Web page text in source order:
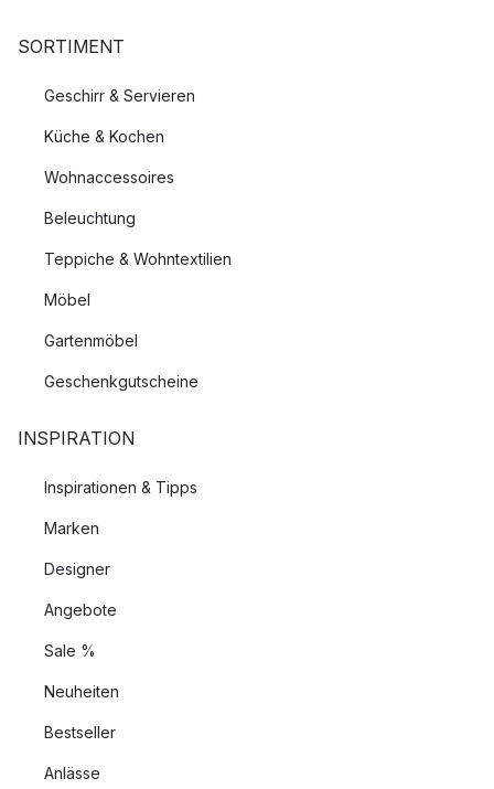
SORTIMENT
Geschirr & Servieren
Küche & Kochen
Wohnaccessoires
Beleuchtung
Teppiche & Wohntextilien
Möbel
Gartenmöbel
Geschenkgutscheine
INSPIRATION
Inspirationen & Tipps
Marken
Designer
Angebote
Sale %
Neuheiten
Bestseller
Anlässe